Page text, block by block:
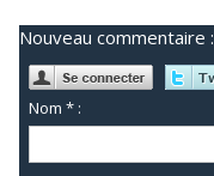
Nouveau commentaire :
Nom * :